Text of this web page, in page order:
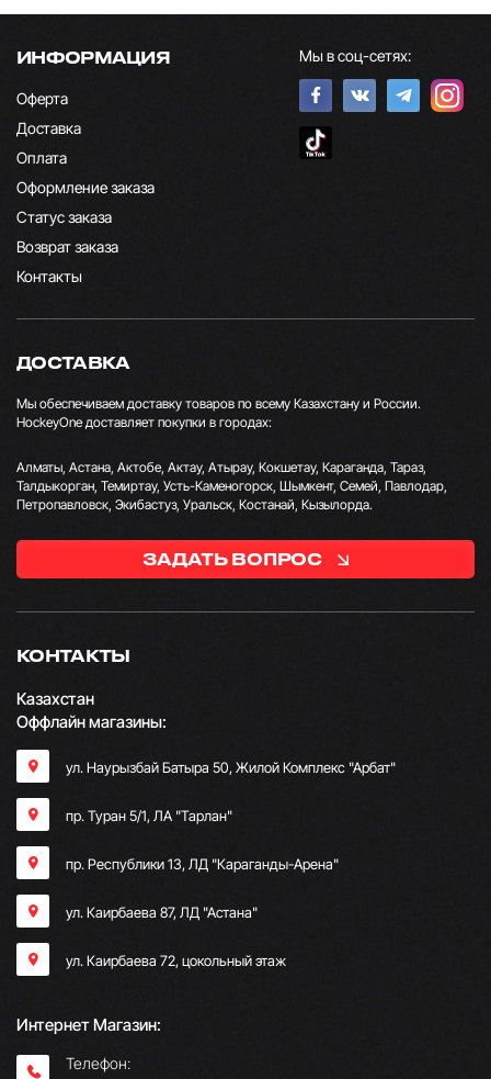
ИНФОРМАЦИЯ
Оферта
Доставка
Оплата
Оформление заказа
Статус заказа
Возврат заказа
Контакты
Мы в соц-сетях:
КОНТАКТЫ
Казахстан
Оффлайн магазины:
ул. Наурызбай Батыра 50, Жилой Комплекс "Арбат"
пр. Туран 5/1, ЛА "Тарлан"
пр. Республики 13, ​ЛД "Караганды-Арена"
ул. Каирбаева 87, ЛД "Астана"
ул. Каирбаева 72, цокольный этаж
Интернет Магазин:
Телефон:
ДОСТАВКА
Мы обеспечиваем доставку товаров по всему Казахстану и России.
HockeyOne доставляет покупки в городах:
Алматы, Астана, Актобе, Актау, Атырау, Кокшетау, Караганда, Тараз,
Талдыкорган, Темиртау, Усть-Каменогорск, Шымкент, Семей, Павлодар,
Петропавловск, Экибастуз, Уральск, Костанай, Кызылорда.
ЗАДАТЬ ВОПРОС